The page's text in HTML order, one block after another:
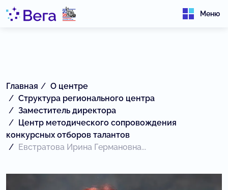
Меню
Главная
О центре
Структура регионального центра
Заместитель директора
Центр методического сопровождения
конкурсных отборов талантов
Евстратова Ирина Германовна...